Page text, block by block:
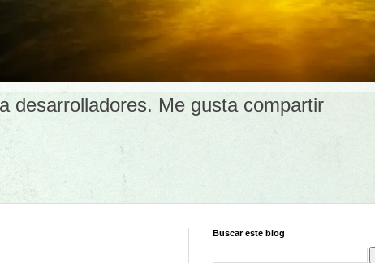
desarrolladores. Me gusta compartir
Buscar este blog